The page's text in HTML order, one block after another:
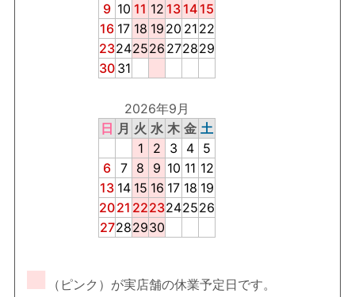
9 10 11 12 13 14 15
16 17 18 19 20 21 22
23242526 272829
30 31
2026年9月
日 月 火 水 木 金 土
1
2 3 4 5
6 7 8 9 10 11 12
13 14 15 16 17 18 19
2021 2223242526
27282930
■
（ピンク）が実店舗の休業予定日です。